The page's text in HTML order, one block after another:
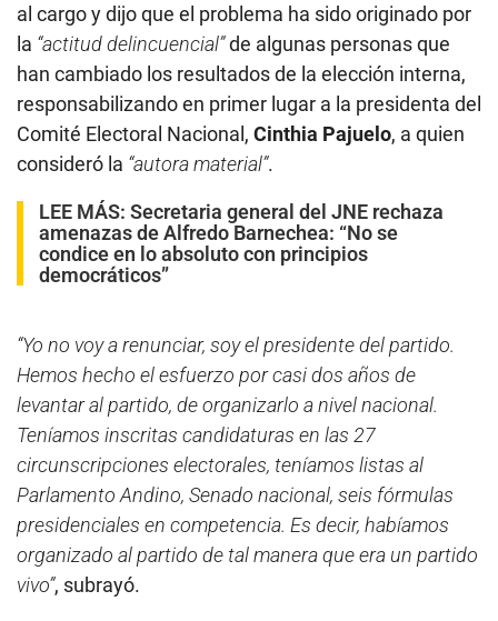
al cargo y dijo que el problema ha sido originado por
la “actitud delincuencial”de algunas personas que
han cambiado los resultados de la elección interna,
responsabilizando en primer lugar a la presidenta del
Comité Electoral Nacional, Cinthia Pajuelo, a quien
consideró la “autora material”.
LEE MÁS: Secretaria general del JNE rechaza
amenazas de Alfredo Barnechea: “No se
condice en lo absoluto con principios
democráticos”
“Yo no voy a renunciar, soy el presidente del partido.
Hemos hecho el esfuerzo por casi dos años de
levantar al partido, de organizarlo a nivel nacional.
Teníamos inscritas candidaturas en las 27
circunscripciones electorales, teníamos listas al
Parlamento Andino, Senado nacional, seis fórmulas
presidenciales en competencia. Es decir, habíamos
organizado al partido de tal manera que era un partido
vivo”, subrayó.